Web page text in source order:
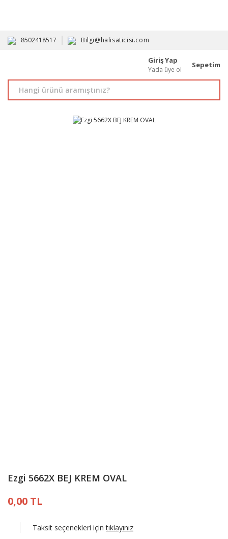
8502418517 Bilgi@halisaticisi.com
Giriş Yap
Yada üye ol
Sepetim
Ezgi 5662X BEJ KREM OVAL
0,00 TL
Taksit seçenekleri içintıklayınız